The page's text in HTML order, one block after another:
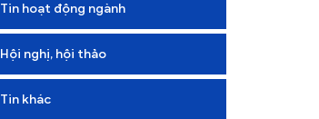
Tin hoạt động ngành
Hội nghị, hội thảo
Tin khác